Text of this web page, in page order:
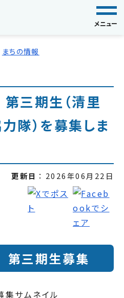
メニュー
まちの情報
三期生（清里
隊）を募集しま
更新日 2026年06月22日
三期生募集